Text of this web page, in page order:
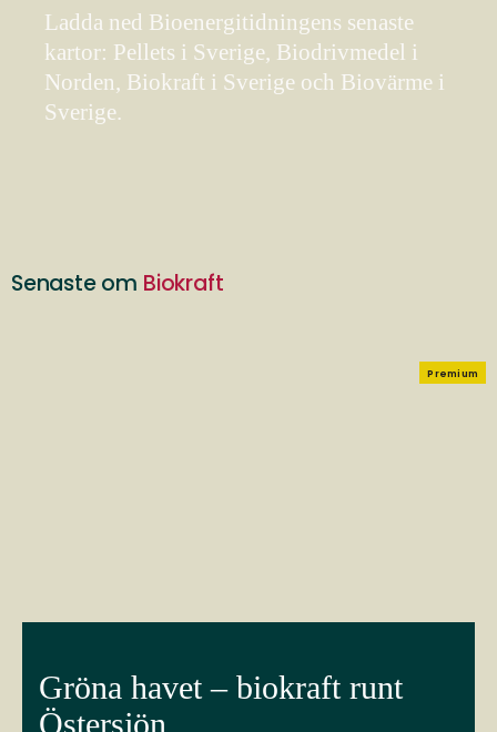
Ladda ned Bioenergitidningens senaste
kartor: Pellets i Sverige, Biodrivmedel i
Norden, Biokraft i Sverige och Biovärme i
Sverige.
Senaste om Biokraft
Premium
Gröna havet – biokraft runt
Östersjön